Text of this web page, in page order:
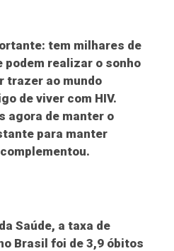
tem milhares de
podem realizar o sonho
trazer ao mundo
de viver com HIV.
agora de manter o
para manter
Saúde, a taxa de
Brasil foi de 3,9 óbitos